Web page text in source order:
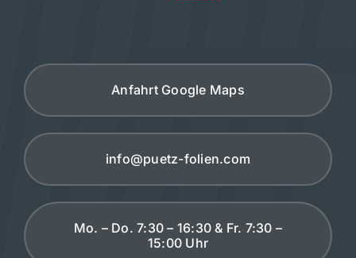
Anfahrt Google Maps
info@puetz-folien.com
Mo. – Do. 7:30 – 16:30 & Fr. 7:30 –
15:00 Uhr